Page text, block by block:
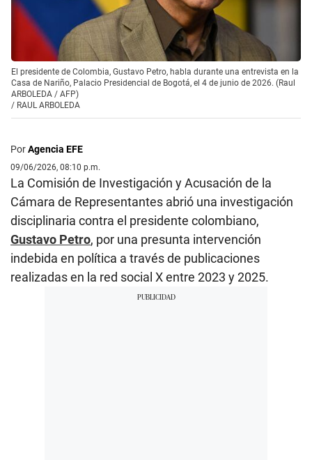
El presidente de Colombia, Gustavo Petro, habla durante una entrevista en la
Casa de Nariño, Palacio Presidencial de Bogotá, el 4 de junio de 2026. (Raul
ARBOLEDA / AFP)
/ RAUL ARBOLEDA
PorAgencia EFE
09/06/2026, 08:10 p.m.
La Comisión de Investigación y Acusación de la
Cámara de Representantes abrió una investigación
disciplinaria contra el presidente colombiano,
Gustavo Petro, por una presunta intervención
indebida en política a través de publicaciones
realizadas en la red social X entre 2023 y 2025.